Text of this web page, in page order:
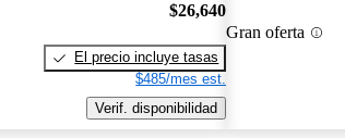
$26,640
El precio incluye tasas
$485/mes est.
Verif. disponibilidad
Gran oferta